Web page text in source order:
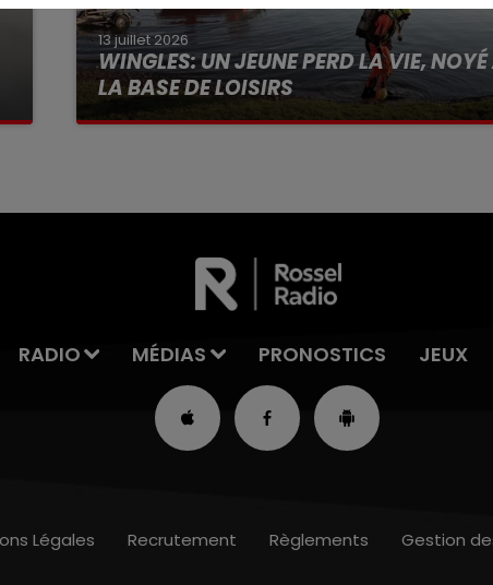
13 juillet 2026
WINGLES: UN JEUNE PERD LA VIE, NOYÉ
LA BASE DE LOISIRS
La victime a coulé à pic
RADIO MÉDIAS PRONOSTICS JEUX
Légales Recrutement Règlements Gestion